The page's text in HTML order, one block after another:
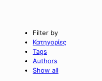
Filter by
Κατηγορίες
Tags
Authors
Show all